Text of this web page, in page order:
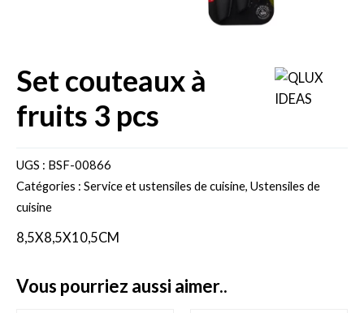
set couteaux à
fruits 3 pcs
UGS : BSF-00866
Catégories : Service et ustensiles de cuisine, Ustensiles de
cuisine
8,5X8,5X10,5CM
vous pourriez aussi aimer..